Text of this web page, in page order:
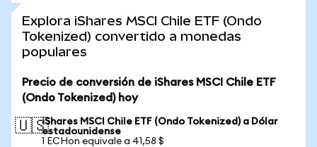
Explora iShares MSCI Chile ETF (Ondo
Tokenized) convertido a monedas
populares
Precio de conversión de iShares MSCI Chile ETF
(Ondo Tokenized) hoy
🇺🇸iShares MSCI Chile ETF (Ondo Tokenized) a Dólar
estadounidense
1 ECHon equivale a 41,58 $